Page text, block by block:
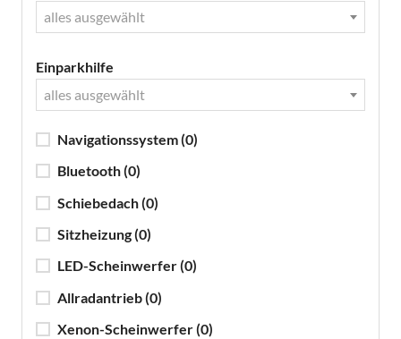
alles ausgewählt
Einparkhilfe
alles ausgewählt
Navigationssystem(0)
Bluetooth(0)
Schiebedach(0)
Sitzheizung(0)
LED-Scheinwerfer(0)
Allradantrieb(0)
Xenon-Scheinwerfer(0)